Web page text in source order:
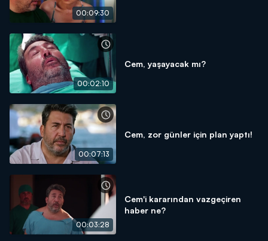
00:09:30
00:02:10
Cem, yaşayacak mı?
00:07:13
Cem, zor günler için plan yaptı!
00:03:28
Cem'i kararından vazgeçiren
haber ne?